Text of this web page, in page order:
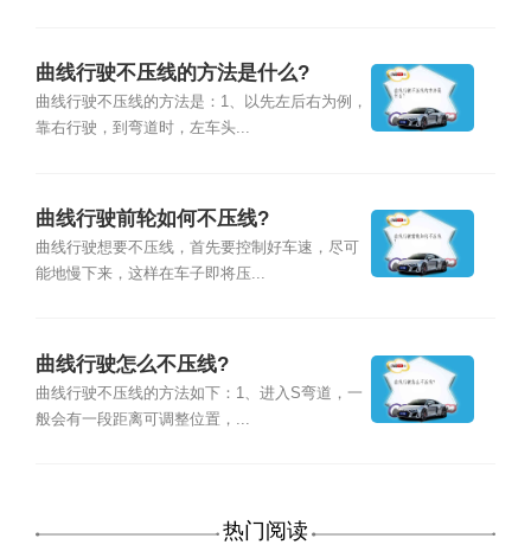
曲线行驶不压线的方法是什么?
曲线行驶不压线的方法是：1、以先左后右为例，
靠右行驶，到弯道时，左车头...
曲线行驶前轮如何不压线?
曲线行驶想要不压线，首先要控制好车速，尽可
能地慢下来，这样在车子即将压...
曲线行驶怎么不压线?
曲线行驶不压线的方法如下：1、进入S弯道，一
般会有一段距离可调整位置，...
热门阅读